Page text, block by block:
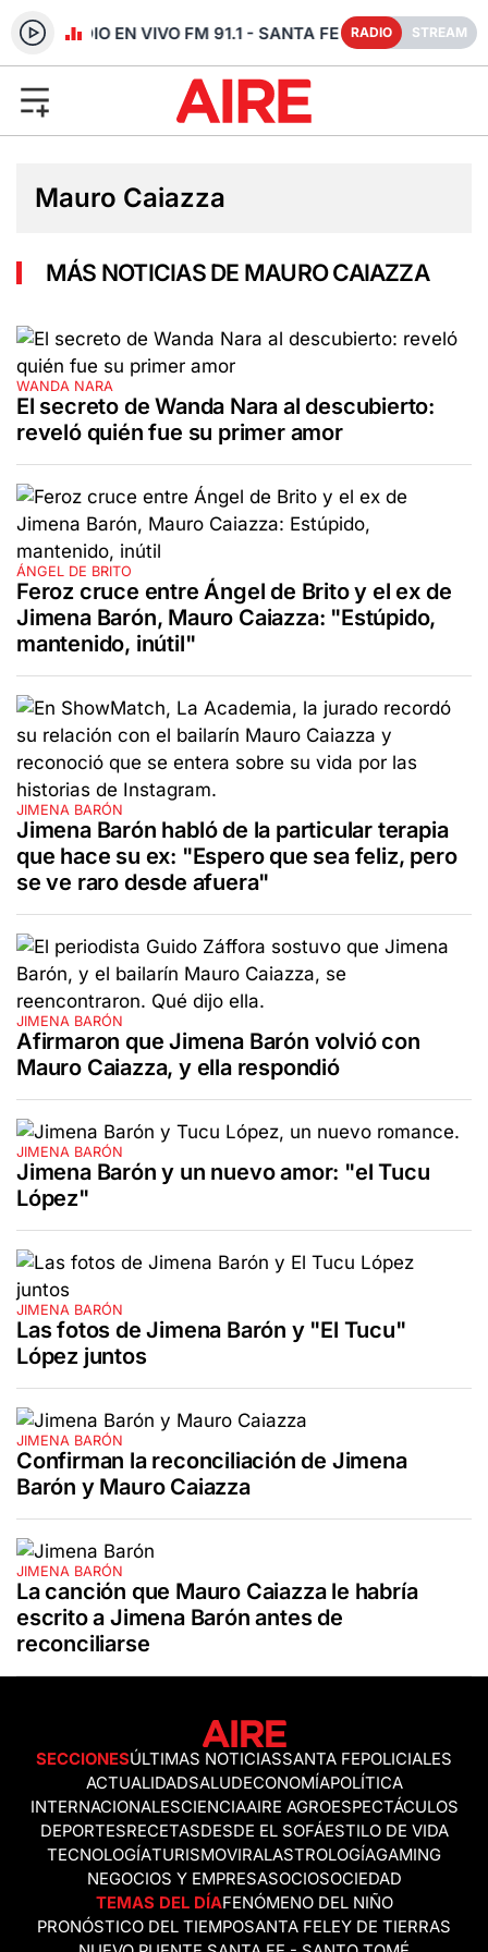
RADIO EN VIVO FM 91.1 - SANTA FE RADIO STREAM
Mauro Caiazza
MÁS NOTICIAS DE MAURO CAIAZZA
WANDA NARA
El secreto de Wanda Nara al descubierto:
reveló quién fue su primer amor
ÁNGEL DE BRITO
Feroz cruce entre Ángel de Brito y el ex de
Jimena Barón, Mauro Caiazza: "Estúpido,
mantenido, inútil"
JIMENA BARÓN
Jimena Barón habló de la particular terapia
que hace su ex: "Espero que sea feliz, pero
se ve raro desde afuera"
JIMENA BARÓN
Afirmaron que Jimena Barón volvió con
Mauro Caiazza, y ella respondió
JIMENA BARÓN
Jimena Barón y un nuevo amor: "el Tucu
López"
JIMENA BARÓN
Las fotos de Jimena Barón y "El Tucu"
López juntos
JIMENA BARÓN
Confirman la reconciliación de Jimena
Barón y Mauro Caiazza
JIMENA BARÓN
La canción que Mauro Caiazza le habría
escrito a Jimena Barón antes de
reconciliarse
SECCIONESÚLTIMAS NOTICIASSANTA FEPOLICIALES
ACTUALIDADSALUDECONOMÍAPOLÍTICA
INTERNACIONALESCIENCIAAIRE AGROESPECTÁCULOS
DEPORTESRECETASDESDE EL SOFÁESTILO DE VIDA
TECNOLOGÍATURISMOVIRALASTROLOGÍAGAMING
NEGOCIOS Y EMPRESASOCIOSOCIEDAD
TEMAS DEL DÍAFENÓMENO DEL NIÑO
PRONÓSTICO DEL TIEMPOSANTA FELEY DE TIERRAS